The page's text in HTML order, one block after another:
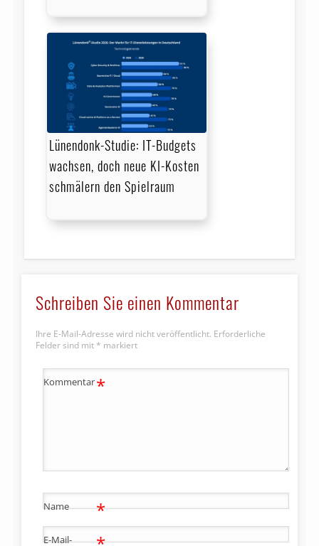
Lünendonk-Studie: IT-Budgets
wachsen, doch neue KI-Kosten
schmälern den Spielraum
Schreiben Sie einen Kommentar
Ihre E-Mail-Adresse wird nicht veröffentlicht. Erforderliche
Felder sind mit * markiert
Kommentar*
Name *
E-Mail-